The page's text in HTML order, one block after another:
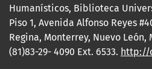
Humanísticos, Biblioteca
Piso 1, Avenida Alfonso Reyes
Regina, Monterrey, Nuevo León,
(81)83-29- 4090 Ext. 6533. http://